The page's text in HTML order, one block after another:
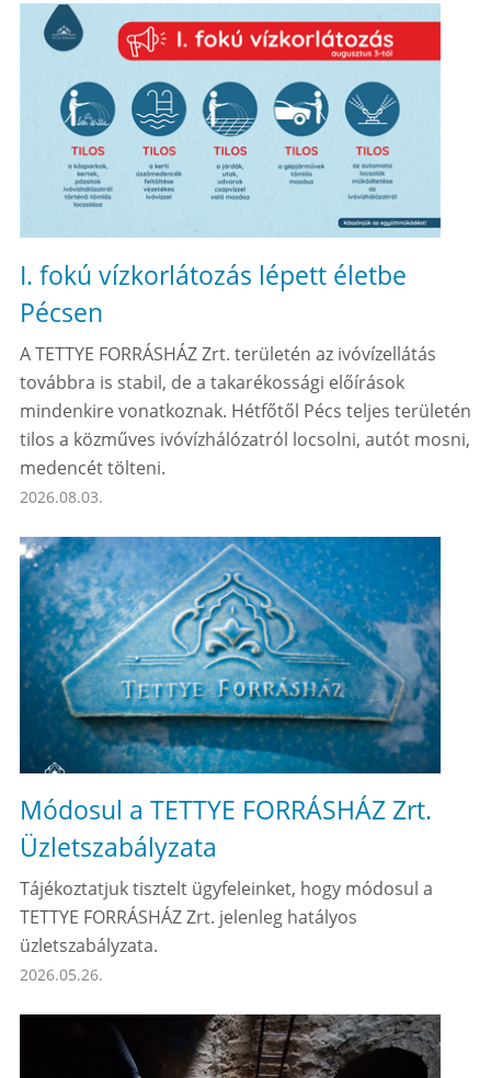
I. fokú vízkorlátozás lépett életbe
Pécsen
A TETTYE FORRÁSHÁZ Zrt. területén az ivóvízellátás
továbbra is stabil, de a takarékossági előírások
mindenkire vonatkoznak. Hétfőtől Pécs teljes területén
tilos a közműves ivóvízhálózatról locsolni, autót mosni,
medencét tölteni.
2026.08.03.
Módosul a TETTYE FORRÁSHÁZ Zrt.
Üzletszabályzata
Tájékoztatjuk tisztelt ügyfeleinket, hogy módosul a
TETTYE FORRÁSHÁZ Zrt. jelenleg hatályos
üzletszabályzata.
2026.05.26.